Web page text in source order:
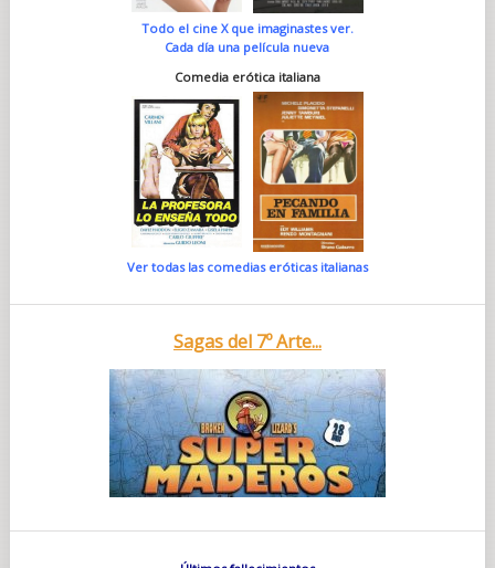
Todo el cine X que imaginastes ver.
Cada día una película nueva
Comedia erótica italiana
Ver todas las comedias eróticas italianas
Sagas del 7º Arte...